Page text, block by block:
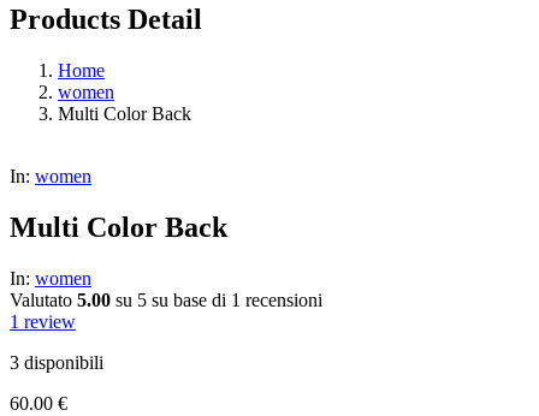
Products Detail
Home
women
Multi Color Back
In: women
Multi Color Back
In: women
Valutato 5.00 su 5 su base di 1 recensioni
1 review
3 disponibili
60.00 €